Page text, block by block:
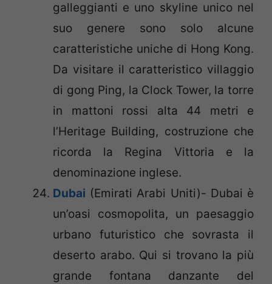
galleggianti e uno skyline unico nel
suo genere sono solo alcune
caratteristiche uniche di Hong Kong.
Da visitare il caratteristico villaggio
di gong Ping, la Clock Tower, la torre
in mattoni rossi alta 44 metri e
l’Heritage Building, costruzione che
ricorda la Regina Vittoria e la
denominazione inglese.
Dubai (Emirati Arabi Uniti)- Dubai è
un’oasi cosmopolita, un paesaggio
urbano futuristico che sovrasta il
deserto arabo. Qui si trovano la più
grande fontana danzante del